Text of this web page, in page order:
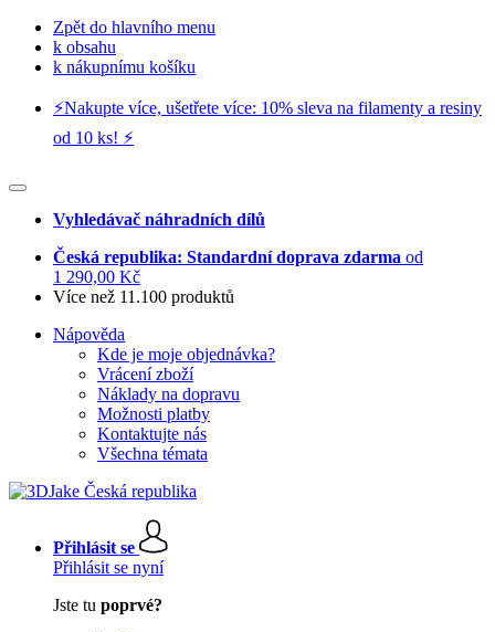
Zpět do hlavního menu
k obsahu
k nákupnímu košíku
⚡️Nakupte více, ušetřete více: 10% sleva na filamenty a resiny
od 10 ks! ⚡️
Vyhledávač náhradních dílů
Česká republika: Standardní doprava zdarma od
1 290,00 Kč
Více než 11.100 produktů
Nápověda
Kde je moje objednávka?
Vrácení zboží
Náklady na dopravu
Možnosti platby
Kontaktujte nás
Všechna témata
Přihlásit se
Přihlásit se nyní
Jste tu poprvé?